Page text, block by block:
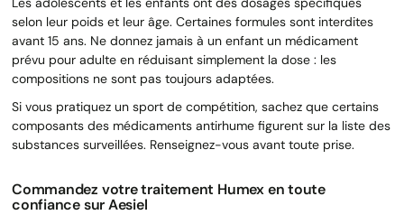
selon leur poids et leur âge. Certaines formules sont interdites
avant 15 ans. Ne donnez jamais à un enfant un médicament
prévu pour adulte en réduisant simplement la dose : les
compositions ne sont pas toujours adaptées.
Si vous pratiquez un sport de compétition, sachez que certains
composants des médicaments antirhume figurent sur la liste des
substances surveillées. Renseignez-vous avant toute prise.
Commandez votre traitement Humex en toute
confiance sur Aesiel